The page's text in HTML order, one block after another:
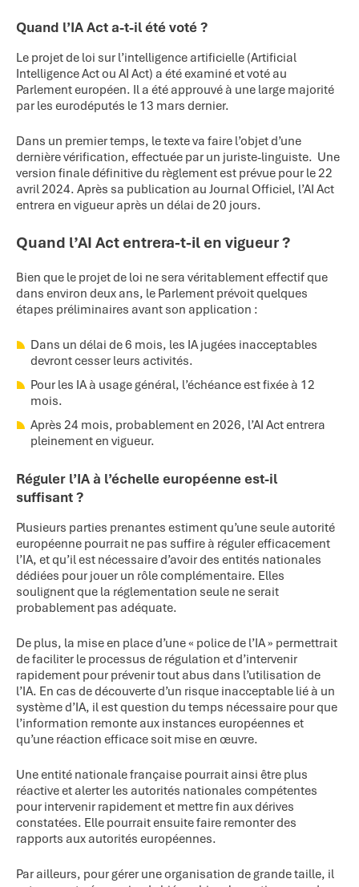
Quand l’IA Act a-t-il été voté ?
Le projet de loi sur l’intelligence artificielle (Artificial
Intelligence Act ou AI Act) a été examiné et voté au
Parlement européen. Il a été approuvé à une large majorité
par les eurodéputés le 13 mars dernier.
Dans un premier temps, le texte va faire l’objet d’une
dernière vérification, effectuée par un juriste-linguiste. Une
version finale définitive du règlement est prévue pour le 22
avril 2024. Après sa publication au Journal Officiel, l’AI Act
entrera en vigueur après un délai de 20 jours.
Quand l’AI Act entrera-t-il en vigueur ?
Bien que le projet de loi ne sera véritablement effectif que
dans environ deux ans, le Parlement prévoit quelques
étapes préliminaires avant son application :
Dans un délai de 6 mois, les IA jugées inacceptables
devront cesser leurs activités.
Pour les IA à usage général, l’échéance est fixée à 12
mois.
Après 24 mois, probablement en 2026, l’AI Act entrera
pleinement en vigueur.
Réguler l’IA à l’échelle européenne est-il
suffisant ?
Plusieurs parties prenantes estiment qu’une seule autorité
européenne pourrait ne pas suffire à réguler efficacement
l’IA, et qu’il est nécessaire d’avoir des entités nationales
dédiées pour jouer un rôle complémentaire. Elles
soulignent que la réglementation seule ne serait
probablement pas adéquate.
De plus, la mise en place d’une « police de l’IA » permettrait
de faciliter le processus de régulation et d’intervenir
rapidement pour prévenir tout abus dans l’utilisation de
l’IA. En cas de découverte d’un risque inacceptable lié à un
système d’IA, il est question du temps nécessaire pour que
l’information remonte aux instances européennes et
qu’une réaction efficace soit mise en œuvre.
Une entité nationale française pourrait ainsi être plus
réactive et alerter les autorités nationales compétentes
pour intervenir rapidement et mettre fin aux dérives
constatées. Elle pourrait ensuite faire remonter des
rapports aux autorités européennes.
Par ailleurs, pour gérer une organisation de grande taille, il